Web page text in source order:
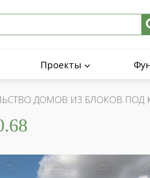
Проекты
ДОМОВ ИЗ БЛОКОВ ПОД